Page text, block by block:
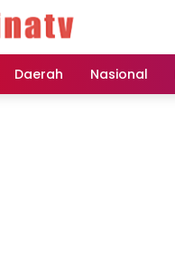
Daerah Nasional